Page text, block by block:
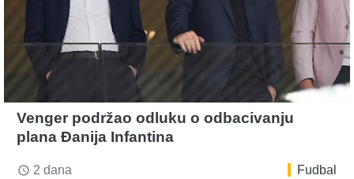
Venger podržao odluku o odbacivanju
plana Đanija Infantina
access_time 2 dana Fudbal